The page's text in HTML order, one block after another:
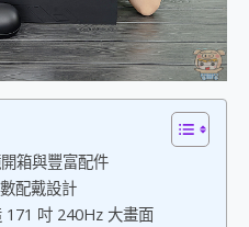
會走動的冷暖氣 SONY REON POCKET PRO 穿戴式智慧冷暖調溫裝置 開箱 評測
寶可夢飛人外掛iToolab AnyGo全新升級，GO Fest 五折優惠嗨翻天！支援 iOS/Android！
百倍變焦實測~ vivo X200 Pro 與 S25 Ultra 誰能滿足全場景拍攝需求？
線 每月免費送你 300分鐘轉寫
大供電效能
螢幕 開箱 評測
電 開箱 評測
箱與豐富配件
配戴設計
吋 240Hz 大畫面